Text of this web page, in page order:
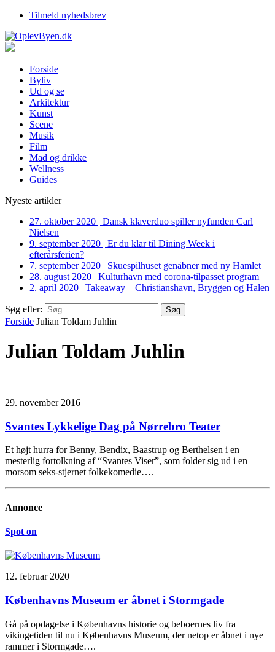
Tilmeld nyhedsbrev
Forside
Byliv
Ud og se
Arkitektur
Kunst
Scene
Musik
Film
Mad og drikke
Wellness
Guides
Nyeste artikler
27. oktober 2020 | Dansk klaverduo spiller nyfunden Carl
Nielsen
9. september 2020 | Er du klar til Dining Week i
efterårsferien?
7. september 2020 | Skuespilhuset genåbner med ny Hamlet
28. august 2020 | Kulturhavn med corona-tilpasset program
2. april 2020 | Takeaway – Christianshavn, Bryggen og Halen
Søg efter:
Forside Julian Toldam Juhlin
Julian Toldam Juhlin
29. november 2016
Svantes Lykkelige Dag på Nørrebro Teater
Et højt hurra for Benny, Bendix, Baastrup og Berthelsen i en
mesterlig fortolkning af “Svantes Viser”, som folder sig ud i en
morsom seks-stjernet folkekomedie….
Annonce
Spot on
12. februar 2020
Københavns Museum er åbnet i Stormgade
Gå på opdagelse i Københavns historie og beboernes liv fra
vikingetiden til nu i Københavns Museum, der netop er åbnet i nye
rammer i Stormgade….